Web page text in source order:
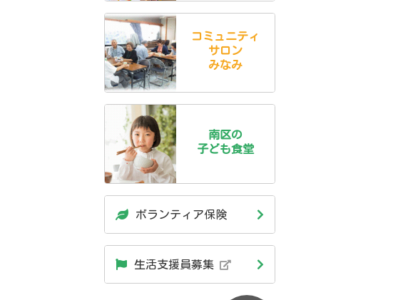
コミュニティ
サロン
みなみ
南区の
子ども食堂
ボランティア保険
生活支援員募集